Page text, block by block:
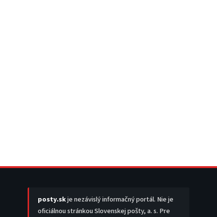
posty.skje nezávislý informačný portál. Nie je
oficiálnou stránkou Slovenskej pošty, a. s. Pre